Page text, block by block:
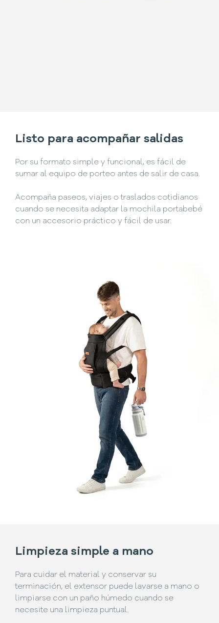
Listo para acompañar salidas
Por su formato simple y funcional, es fácil de
sumar al equipo de porteo antes de salir de casa.
Acompaña paseos, viajes o traslados cotidianos
cuando se necesita adaptar la mochila portabebé
con un accesorio práctico y fácil de usar.
Limpieza simple a mano
Para cuidar el material y conservar su
terminación, el extensor puede lavarse a mano o
limpiarse con un paño húmedo cuando se
necesite una limpieza puntual.